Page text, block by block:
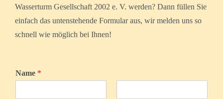
Wasserturm Gesellschaft 2002 e. V. werden? Dann füllen Sie
einfach das untenstehende Formular aus, wir melden uns so
schnell wie möglich bei Ihnen!
Name *